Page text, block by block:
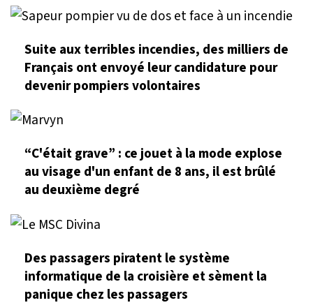
Suite aux terribles incendies, des milliers de
Français ont envoyé leur candidature pour
devenir pompiers volontaires
“C'était grave” : ce jouet à la mode explose
au visage d'un enfant de 8 ans, il est brûlé
au deuxième degré
Des passagers piratent le système
informatique de la croisière et sèment la
panique chez les passagers